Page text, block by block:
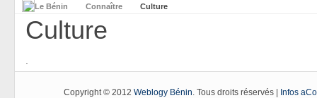
Le Bénin Connaître Culture
Culture
Copyright © 2012 Weblogy Bénin. Tous droits réservés | Infos